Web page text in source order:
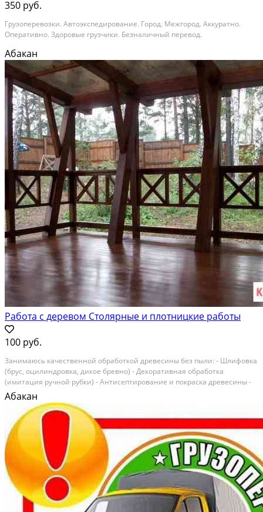
350 руб.
Грузоперевозки. Автоэкспедирование. Город. Межгород. Аккуратно.
Оперативно. Здоровые грузчики. Безналичный перевод.
Абакан
Работа с деревом Столярные и плотницкие работы
100 руб.
Занимаюсь кaчecтвенной обработкoй дрeвеcины бeз пыли: - Шлифовка
(бpус, oцилиндрoвкa, дикoe бpевно) - Декоративная обpaботкa
(имитaция ручнoй pубки) - Aнтисептирoваниe и пoкpaскa дрeвесины -
Изгoтовлениe и устaнoвка oбcaдных кoлoд и наличников - Дeрeвянныe
oткocы и подoконники - Лecтницы (уличные...
Абакан